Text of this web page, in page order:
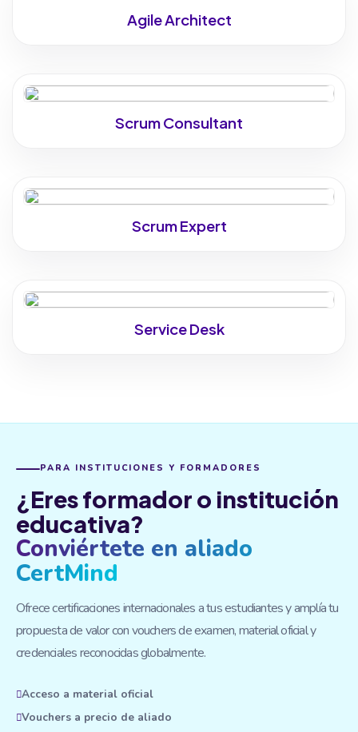
Agile Architect
Scrum Consultant
Scrum Expert
Service Desk
PARA INSTITUCIONES Y FORMADORES
¿Eres formador o institución
educativa?
Conviértete en aliado
CertMind
Ofrece certificaciones internacionales a tus estudiantes y amplía tu
propuesta de valor con vouchers de examen, material oficial y
credenciales reconocidas globalmente.
Acceso a material oficial
Vouchers a precio de aliado